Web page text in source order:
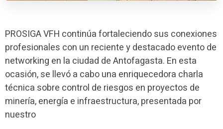
PROSIGA VFH continúa fortaleciendo sus conexiones
profesionales con un reciente y destacado evento de
networking en la ciudad de Antofagasta. En esta
ocasión, se llevó a cabo una enriquecedora charla
técnica sobre control de riesgos en proyectos de
minería, energía e infraestructura, presentada por
nuestro